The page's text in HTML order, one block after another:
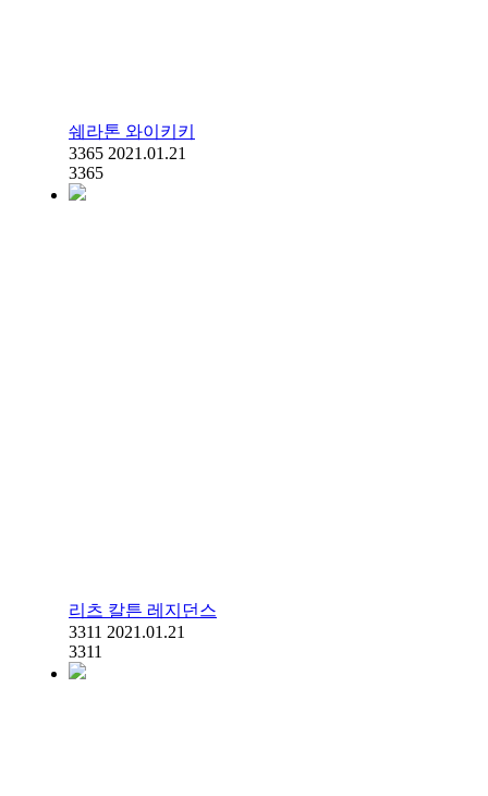
쉐라톤 와이키키
3365 2021.01.21
3365
리츠 칼튼 레지던스
3311 2021.01.21
3311